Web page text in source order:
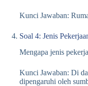
Kunci Jawaban:
Soal 4: Jenis
Mengapa jenis
Kunci Jawaban: Di
dipengaruhi oleh